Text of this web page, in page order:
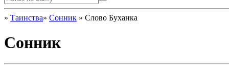
» Таинства» Сонник » Слово Буханка
Сонник